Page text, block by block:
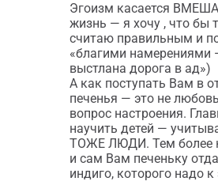
Эгоизм касается
жизнь — я хочу , что бы
считаю правильным и
«благими намерениями
выстлана дорога в ад»)
А как поступать Вам в
печенья — это не
вопрос настроения.
научить детей —
ТОЖЕ ЛЮДИ. Тем более
и сам Вам печеньку
индиго, которого надо